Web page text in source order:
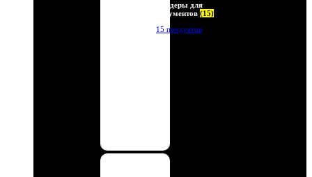
Холдеры для
документов (15)
15 продуктов